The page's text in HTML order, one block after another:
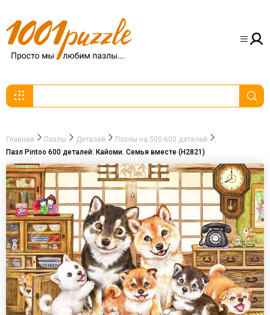
Главная Пазлы Деталей
Пазлы на 500-600 деталей
Пазл Pintoo 600 деталей: Кайоми. Семья вместе (Н2821)